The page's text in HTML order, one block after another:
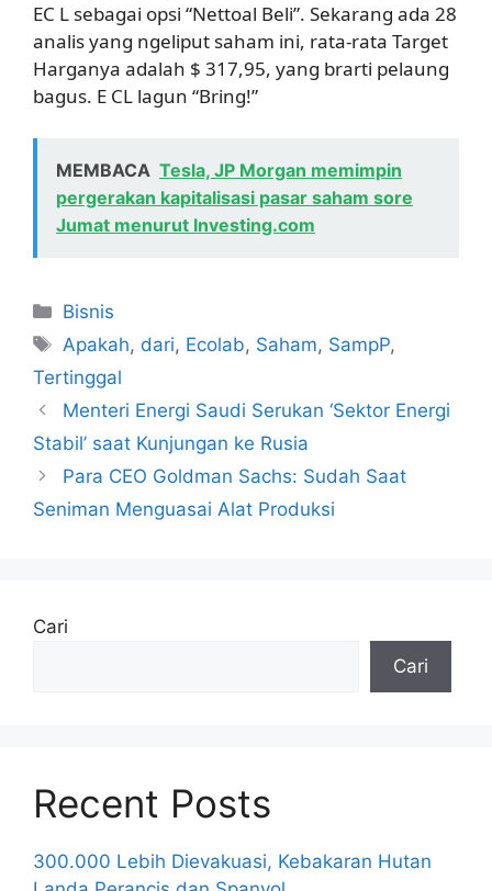
EC L sebagai opsi “Nettoal Beli”. Sekarang ada 28
analis yang ngeliput saham ini, rata-rata Target
Harganya adalah $ 317,95, yang brarti pelaung
bagus. E CL lagun “Bring!”
MEMBACA Tesla, JP Morgan memimpin
pergerakan kapitalisasi pasar saham sore
Jumat menurut Investing.com
Kategori
Bisnis
Tag
Apakah, dari, Ecolab, Saham, SampP,
Tertinggal
Menteri Energi Saudi Serukan ‘Sektor Energi
Stabil’ saat Kunjungan ke Rusia
Para CEO Goldman Sachs: Sudah Saat
Seniman Menguasai Alat Produksi
Cari
Cari
Recent Posts
300.000 Lebih Dievakuasi, Kebakaran Hutan